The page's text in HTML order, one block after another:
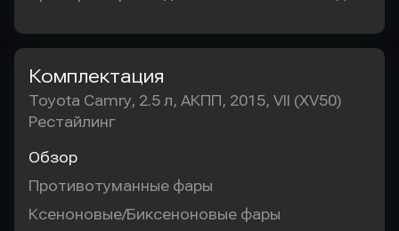
Комплектация
Toyota Camry, 2.5 л, АКПП, 2015, VII (XV50)
Рестайлинг
Обзор
Противотуманные фары
Ксеноновые/Биксеноновые фары